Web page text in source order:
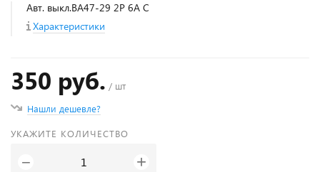
Авт. выкл.ВА47-29 2Р 6А С
Характеристики
350 руб. / шт
Нашли дешевле?
УКАЖИТЕ КОЛИЧЕСТВО
− +